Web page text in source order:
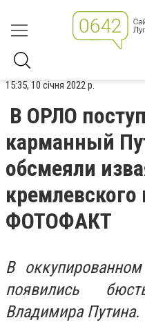
15:35, 10 січня 2022 р.
В ОРЛО
карманный
обсмеяли
кремлевского
ФОТОФАКТ
В
появились
Владимира Путина.